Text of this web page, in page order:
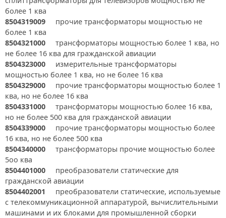
более 1 ква
8504319009 прочие трансформаторы мощностью не
более 1 ква
8504321000 трансформаторы мощностью более 1 ква, но
не более 16 ква для гражданской авиации
8504323000 измерительные трансформаторы
мощностью более 1 ква, но не более 16 ква
8504329000 прочие трансформаторы мощностью более 1
ква, но не более 16 ква
8504331000 трансформаторы мощностью более 16 ква,
но не более 500 ква для гражданской авиации
8504339000 прочие трансформаторы мощностью более
16 ква, но не более 500 ква
8504340000 трансформаторы прочие мощностью более
5оо ква
8504401000 преобразователи статические для
гражданской авиации
8504402001
преобразователи статические, используемые
с телекоммуникационной аппаратурой, вычислительными
машинами и их блоками для промышленной сборки